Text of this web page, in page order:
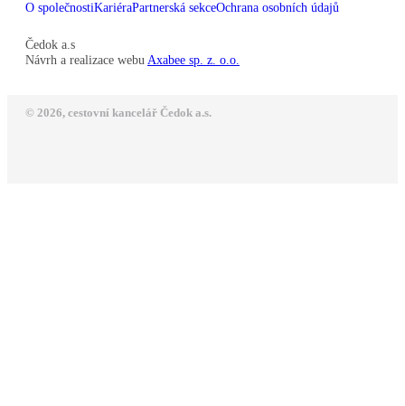
O společnostiKariéraPartnerská sekceOchrana osobních údajů
Čedok a.s
Návrh a realizace webu Axabee sp. z. o.o.
© 2026, cestovní kancelář Čedok a.s.